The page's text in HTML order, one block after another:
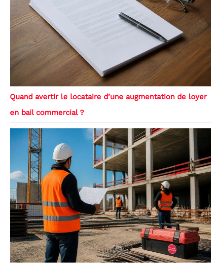
Quand avertir le locataire d’une augmentation de loyer
en bail commercial ?